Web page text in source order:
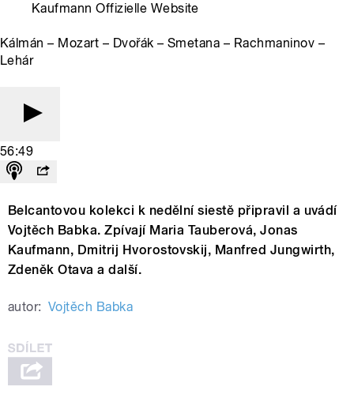
Kaufmann Offizielle Website
Kálmán – Mozart – Dvořák – Smetana – Rachmaninov –
Lehár
56:49
Belcantovou kolekci k nedělní siestě připravil a uvádí
Vojtěch Babka. Zpívají Maria Tauberová, Jonas
Kaufmann, Dmitrij Hvorostovskij, Manfred Jungwirth,
Zdeněk Otava a další.
autor: Vojtěch Babka